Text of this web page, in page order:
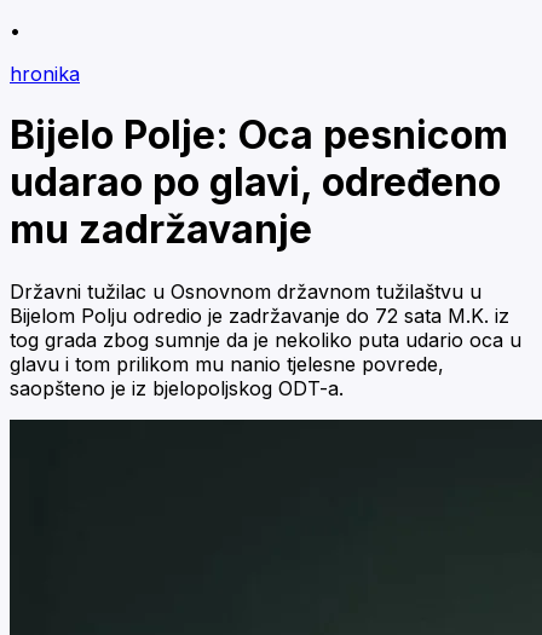
•
hronika
Bijelo Polje: Oca pesnicom
udarao po glavi, određeno
mu zadržavanje
Državni tužilac u Osnovnom državnom tužilaštvu u
Bijelom Polju odredio je zadržavanje do 72 sata M.K. iz
tog grada zbog sumnje da je nekoliko puta udario oca u
glavu i tom prilikom mu nanio tjelesne povrede,
saopšteno je iz bjelopoljskog ODT-a.